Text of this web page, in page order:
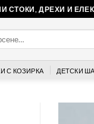
СТОКИ, ДРЕХИ И
С КОЗИРКА ДЕТСКИ